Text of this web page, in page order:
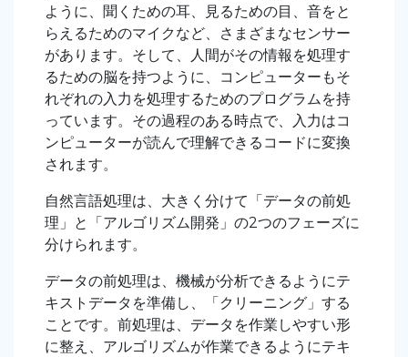
ように、聞くための耳、見るための目、音をと
らえるためのマイクなど、さまざまなセンサー
があります。そして、人間がその情報を処理す
るための脳を持つように、コンピューターもそ
れぞれの入力を処理するためのプログラムを持
っています。その過程のある時点で、入力はコ
ンピューターが読んで理解できるコードに変換
されます。
自然言語処理は、大きく分けて「データの前処
理」と「アルゴリズム開発」の2つのフェーズに
分けられます。
データの前処理は、機械が分析できるようにテ
キストデータを準備し、「クリーニング」する
ことです。前処理は、データを作業しやすい形
に整え、アルゴリズムが作業できるようにテキ